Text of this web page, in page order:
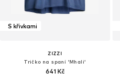
S křivkami
ZIZZI
Tričko na spaní 'Mhali'
641 Kč